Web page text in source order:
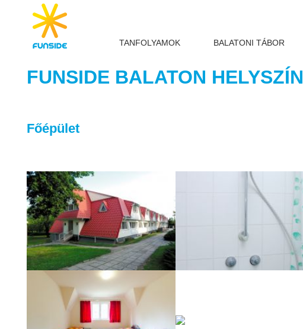
TANFOLYAMOK BALATONI TÁBOR
FUNSIDE BALATON HELYSZÍN
Főépület